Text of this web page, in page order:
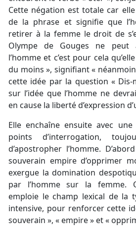
Cette négation est totale car
de la phrase et signifie que
retirer à la femme le droit de
Olympe de Gouges ne peut
l’homme et c’est pour cela
du moins », signifiant «
cette idée par la question «
sur l’idée que l’homme ne
en cause la liberté d’expression
Elle enchaîne ensuite avec
points d’interrogation,
d’apostropher l’homme.
souverain empire d’opprimer
exergue la domination
par l’homme sur la femme.
emploie le champ lexical de la
intensive, pour renforcer cette
souverain », « empire » et «